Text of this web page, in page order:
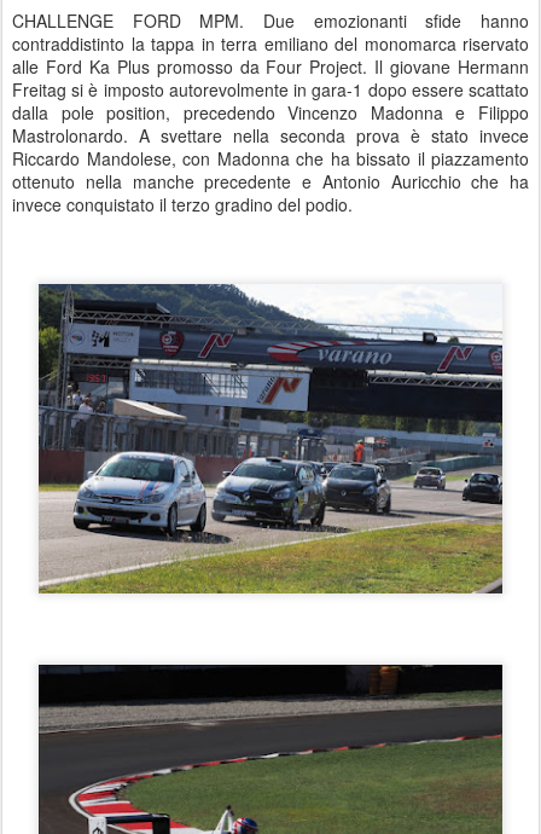
CHALLENGE FORD MPM. Due emozionanti sfide hanno
contraddistinto la tappa in terra emiliano del monomarca riservato
alle Ford Ka Plus promosso da Four Project. Il giovane Hermann
Freitag si è imposto autorevolmente in gara-1 dopo essere scattato
dalla pole position, precedendo Vincenzo Madonna e Filippo
Mastrolonardo. A svettare nella seconda prova è stato invece
Riccardo Mandolese, con Madonna che ha bissato il piazzamento
ottenuto nella manche precedente e Antonio Auricchio che ha
invece conquistato il terzo gradino del podio.